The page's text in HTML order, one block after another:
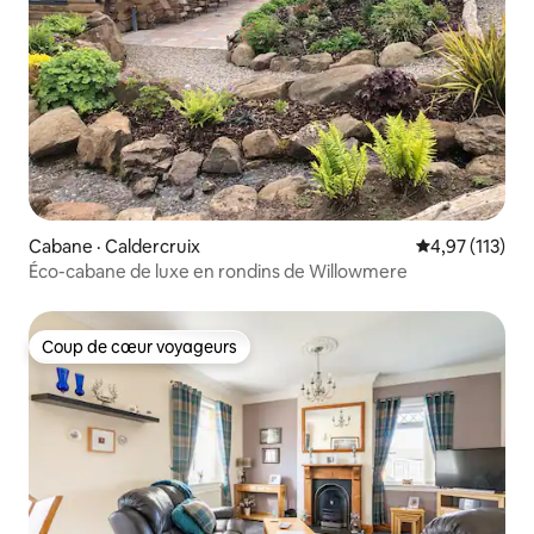
Cabane · Caldercruix Note
4,97 (113)
Éco-cabane de luxe en rondins de Willowmere
Coup de cœur voyageurs
Coup de cœur voyageurs